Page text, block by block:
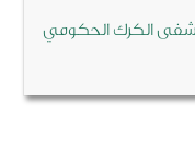
الحكومي